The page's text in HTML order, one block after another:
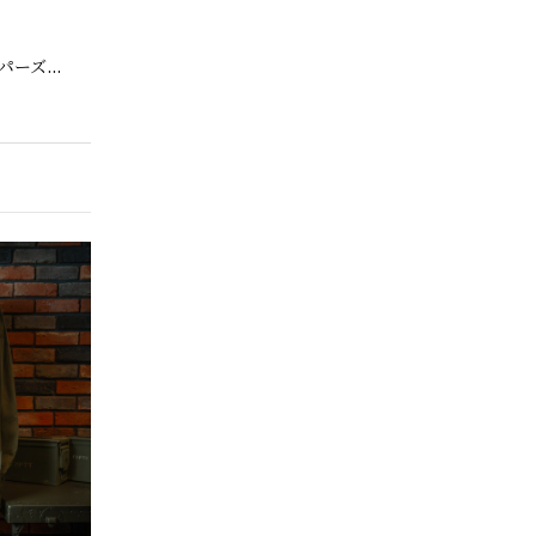
【Cooperstown Ball Cap】Made in USA Baseball Cap "1952 BIRMINGHAM BLACK BARONS" 新品 クーパーズタウンボールキャップ バーミングハムブラックバロンズ 6パネル
【Exclusive】Cooperstown Ball Cap × FAR EAST SIGNAL "DSA / NY" D GRAY×WHITE Made in USA 別注 新品 クーパーズタウンボールキャップ 6パネル グレー